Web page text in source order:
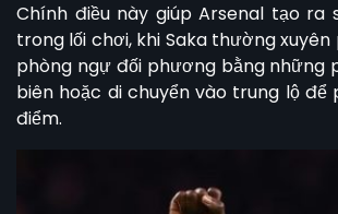
Chính điều này giúp Arsenal tạo ra
trong lối chơi, khi Saka thường
phòng ngự đối phương bằng những
biên hoặc di chuyển vào trung lộ để
điểm.